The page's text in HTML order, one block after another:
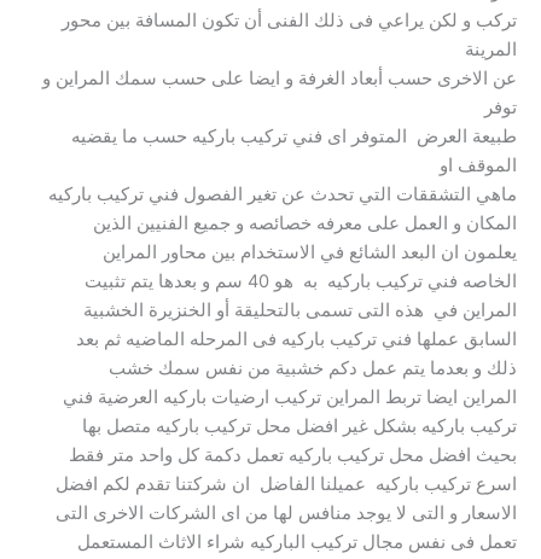
تركب و لكن يراعي فى ذلك الفنى أن تكون المسافة بين محور
المرينة
عن الاخرى حسب أبعاد الغرفة و ايضا على حسب سمك المراين و
توفر
طبيعة العرض المتوفر اى فني تركيب باركيه حسب ما يقضيه
الموقف او
ماهي التشققات التي تحدث عن تغير الفصول فني تركيب باركيه
المكان و العمل على معرفه خصائصه و جميع الفنيين الذين
يعلمون ان البعد الشائع في الاستخدام بين محاور المراين
الخاصه فني تركيب باركيه به هو 40 سم و بعدها يتم تثبيت
المراين في هذه التى تسمى بالتحليقة أو الخنزيرة الخشبية
السابق عملها فني تركيب باركيه فى المرحله الماضيه ثم بعد
ذلك و بعدما يتم عمل دكم خشبية من نفس سمك خشب
المراين ايضا تربط المراين تركيب ارضيات باركيه العرضية فني
تركيب باركيه بشكل غير افضل محل تركيب باركيه متصل بها
بحيث افضل محل تركيب باركيه تعمل دكمة كل واحد متر فقط
اسرع تركيب باركيه عميلنا الفاضل ان شركتنا تقدم لكم افضل
الاسعار و التى لا يوجد منافس لها من اى الشركات الاخرى التى
تعمل فى نفس مجال تركيب الباركيه ‏شراء الاثاث المستعمل